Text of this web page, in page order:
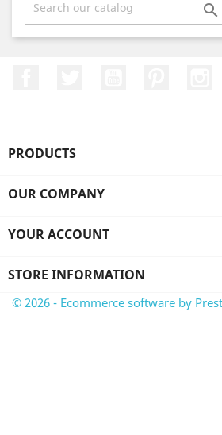

PRODUCTS
OUR COMPANY
YOUR ACCOUNT
STORE INFORMATION
© 2026 - Ecommerce software by